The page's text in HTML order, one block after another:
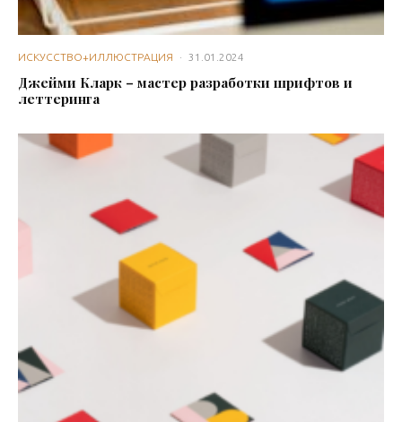
ИСКУССТВО+ИЛЛЮСТРАЦИЯ · 31.01.2024
Джейми Кларк – мастер разработки шрифтов и
леттеринга